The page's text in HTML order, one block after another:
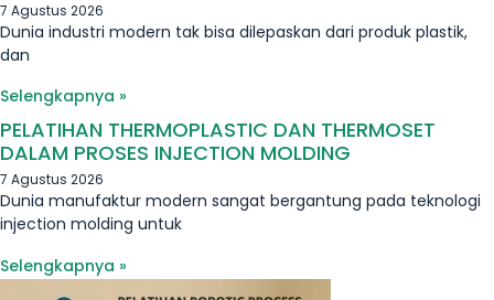
7 Agustus 2026
Dunia industri modern tak bisa dilepaskan dari produk plastik,
dan
Selengkapnya »
PELATIHAN THERMOPLASTIC DAN THERMOSET
DALAM PROSES INJECTION MOLDING
7 Agustus 2026
Dunia manufaktur modern sangat bergantung pada teknologi
injection molding untuk
Selengkapnya »